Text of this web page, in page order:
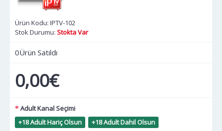
Ürün Kodu: IPTV-102
Stok Durumu: Stokta Var
0Ürün Satıldı
0,00€
Adult Kanal Seçimi
+18 Adult Hariç Olsun
+18 Adult Dahil Olsun